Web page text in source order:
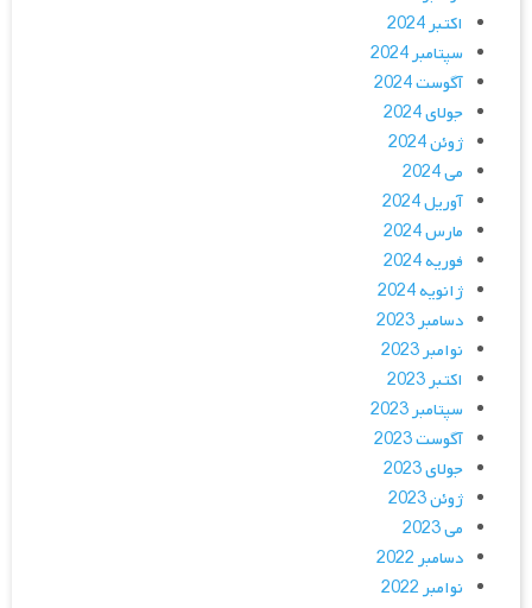
اکتبر 2024
سپتامبر 2024
آگوست 2024
جولای 2024
ژوئن 2024
می 2024
آوریل 2024
مارس 2024
فوریه 2024
ژانویه 2024
دسامبر 2023
نوامبر 2023
اکتبر 2023
سپتامبر 2023
آگوست 2023
جولای 2023
ژوئن 2023
می 2023
دسامبر 2022
نوامبر 2022